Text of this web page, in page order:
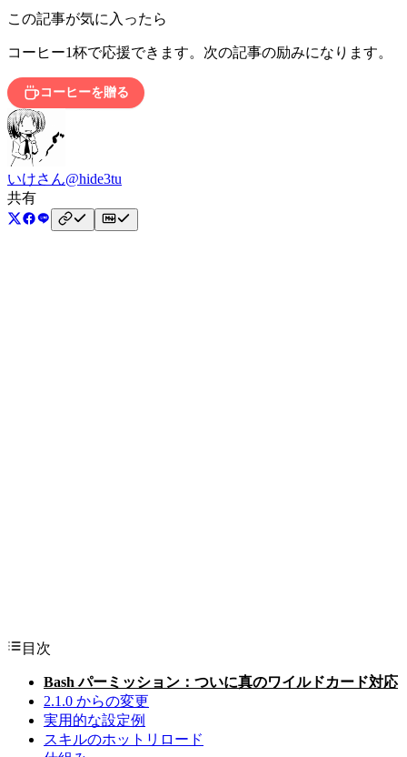
この記事が気に入ったら
コーヒー1杯で応援できます。次の記事の励みになります。
コーヒーを贈る
いけさん@hide3tu
共有
目次
Bash パーミッション：ついに真のワイルドカード対応
2.1.0 からの変更
実用的な設定例
スキルのホットリロード